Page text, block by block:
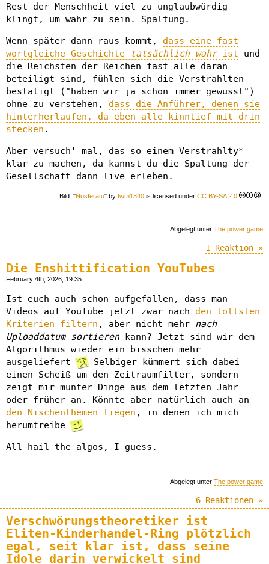
Rest der Menschheit viel zu unglaubwürdig
klingt, um wahr zu sein. Spaltung.
Wenn später dann raus kommt, dass eine fast
wortgleiche Geschichte
tatsächlich wahrist und
die Reichsten der Reichen fast alle daran
beteiligt sind, fühlen sich die Verstrahlten
bestätigt ("haben wir ja schon immer gewusst")
ohne zu verstehen, dass die Anführer, denen sie
hinterherlaufen, da eben alle kinntief mit drin
stecken .
Aber versuch' mal, das so einem Verstrahlty*
klar zu machen, da kannst du die Spaltung der
Gesellschaft dann live erleben.
Bild: "Nosferatu" by twm1340is licensed under CC BY-SA 2.0
Abgelegt unter The power game
1 Reaktion »
Die Enshittification YouTubes
February 4th, 2026, 19:35
Ist euch auch schon aufgefallen, dass man
Videos auf YouTube jetzt zwar nach den tollsten
Kriterien filtern , aber nicht mehr nach
Uploaddatum sortierenkann? Jetzt sind wir dem
Algorithmus wieder ein bisschen mehr
ausgeliefert
Selbiger kümmert sich dabei
einen Scheiß um den Zeitraumfilter, sondern
zeigt mir munter Dinge aus dem letzten Jahr
oder früher an. Könnte aber natürlich auch an
den Nischenthemen liegen , in denen ich mich
herumtreibe
All hail the algos, I guess.
Abgelegt unter The power game
6 Reaktionen »
Verschwörungstheoretiker ist
Eliten-Kinderhandel-Ring plötzlich
egal, seit klar ist, dass seine
Idole darin verwickelt sind